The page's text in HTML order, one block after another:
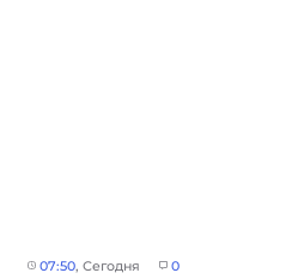
07:50, Сегодня 0